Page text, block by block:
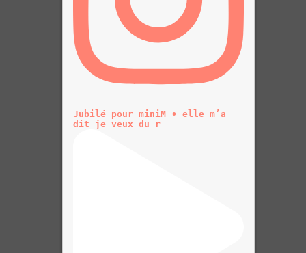
Jubilé pour miniM • elle m’a
dit je veux du r